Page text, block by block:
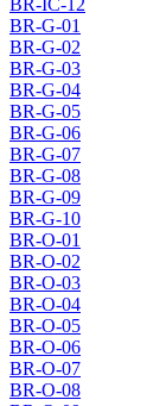
BR-IC-12
BR-G-01
BR-G-02
BR-G-03
BR-G-04
BR-G-05
BR-G-06
BR-G-07
BR-G-08
BR-G-09
BR-G-10
BR-O-01
BR-O-02
BR-O-03
BR-O-04
BR-O-05
BR-O-06
BR-O-07
BR-O-08